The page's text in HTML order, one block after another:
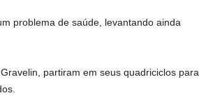
problema de saúde, levantando ainda
partiram em seus quadriciclos para